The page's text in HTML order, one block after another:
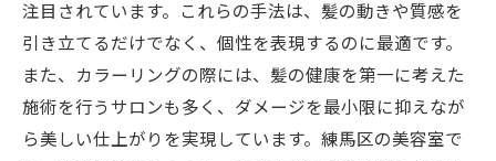
注目されています。これらの手法は、髪の動きや質感を
引き立てるだけでなく、個性を表現するのに最適です。
また、カラーリングの際には、髪の健康を第一に考えた
施術を行うサロンも多く、ダメージを最小限に抑えなが
ら美しい仕上がりを実現しています。練馬区の美容室で